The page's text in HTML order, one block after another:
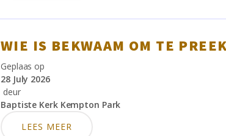
WIE IS BEKWAAM OM TE
Geplaas op
28 July 2026
deur
Baptiste Kerk Kempton Park
LEES MEER